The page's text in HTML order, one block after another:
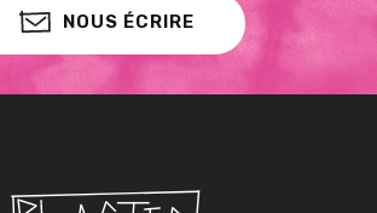
NOUS ÉCRIRE